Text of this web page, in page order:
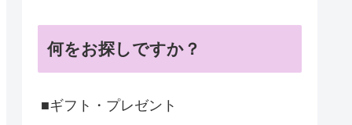
何をお探しですか？
■ギフト・プレゼント